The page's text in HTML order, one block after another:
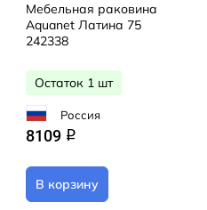
Мебельная раковина
Aquanet Латина 75
242338
Остаток 1 шт
Россия
8109 q
В корзину